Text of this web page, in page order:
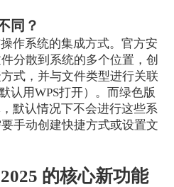
同？
作系统的集成方式。官方安
分散到系统的多个位置，创
式，并与文件类型进行关联
认用WPS打开）。而绿色版
默认情况下不会进行这些系
手动创建快捷方式或设置文
的核心新功能